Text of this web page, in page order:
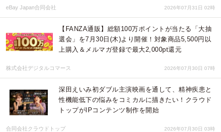
eBay Japan合同会社 2026年07月31日 02時
【FANZA通販】総額100万ポイントが当たる「大抽
選会」を7月30日(木)より開催！対象商品5,500円以
上購入＆メルマガ登録で最大2,000pt還元
株式会社デジタルコマース 2026年07月30日 07時
深田えいみ初ダブル主演映画を通して、精神疾患と
性機能低下の悩みをコミカルに描きたい！クラウド
トップがIPコンテンツ制作を開始
合同会社クラウドトップ 2026年07月30日 03時